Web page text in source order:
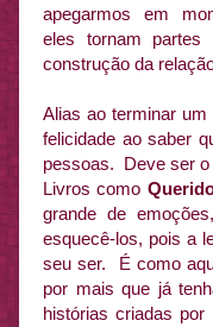
apegarmos em
eles tornam
construção da
Alias ao terminar
felicidade ao saber
pessoas. Deve ser o
Livros como
grande de
esquecê-los, pois a
seu ser. É como
por mais que já
histórias criadas